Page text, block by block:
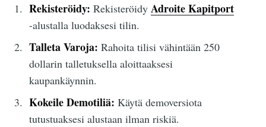
Rekisteröidy: Rekisteröidy Adroite Kapitport
-alustalla luodaksesi tilin.
Talleta Varoja: Rahoita tilisi vähintään 250
dollarin talletuksella aloittaaksesi
kaupankäynnin.
Kokeile Demotiliä: Käytä demoversiota
tutustuaksesi alustaan ilman riskiä.